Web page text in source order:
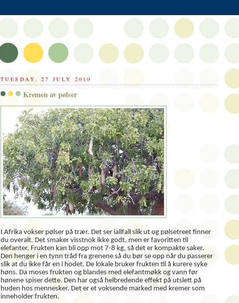
TUESDAY, 27 JULY 2010
Kremen av pølser
I Afrika vokser pølser på trær. Det ser iallfall slik ut og pølsetreet finner
du overalt. Det smaker visstnok ikke godt, men er favoritten til
elefanter. Frukten kan bli opp mot 7-8 kg, så det er kompakte saker.
Den henger i en tynn tråd fra grenene så du bør se opp når du passerer
slik at du ikke får en i hodet. De lokale bruker frukten til å kurere syke
høns. Da moses frukten og blandes med elefantmøkk og vann før
hønene spiser dette. Den har også helbredende effekt på utslett på
huden hos mennesker. Det er et voksende marked med kremer som
inneholder frukten.